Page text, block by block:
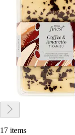
17 items